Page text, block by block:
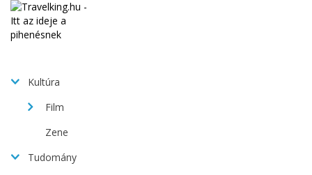
Kultúra
Film
Zene
Tudomány